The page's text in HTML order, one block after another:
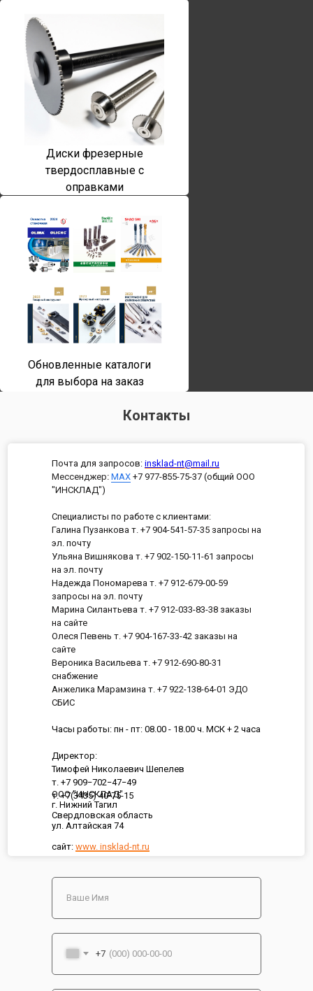
Диски фрезерные
твердосплавные с
оправками
Обновленные каталоги
для выбора на заказ
Контакты
ООО "ИНСКЛАД"
г. Нижний Тагил
Свердловская область
ул. Алтайская 74
сайт: www. insklad-nt.ru
Почта для запросов: insklad-nt@mail.ru
Мессенджер: MAX +7 977-855-75-37 (общий ООО
"ИНСКЛАД")
Специалисты по работе с клиентами:
Галина Пузанкова т. +7 904-541-57-35 запросы на
эл. почту
Ульяна Вишнякова т. +7 902-150-11-61 запросы
на эл. почту
Надежда Пономарева т. +7 912-679-00-59
запросы на эл. почту
Марина Силантьева т. +7 912-033-83-38 заказы
на сайте
Олеся Певень т. +7 904-167-33-42 заказы на
сайте
Вероника Васильева т. +7 912-690-80-31
снабжение
Анжелика Марамзина т. +7 922-138-64-01 ЭДО
СБИС
Часы работы: пн - пт: 08.00 - 18.00 ч. МСК + 2 часа
Директор:
Тимофей Николаевич Шепелев
т. +7 909−702−47−49
т. +7(3435) 40-75-15
+7